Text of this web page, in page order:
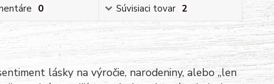
0 Súvisiaci tovar 2
lásky na výročie, narodeniny, alebo „len